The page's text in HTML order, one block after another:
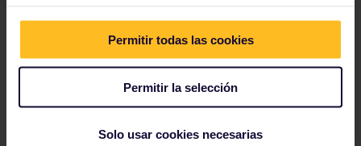
Permitir todas las cookies
Permitir la selección
Solo usar cookies necesarias